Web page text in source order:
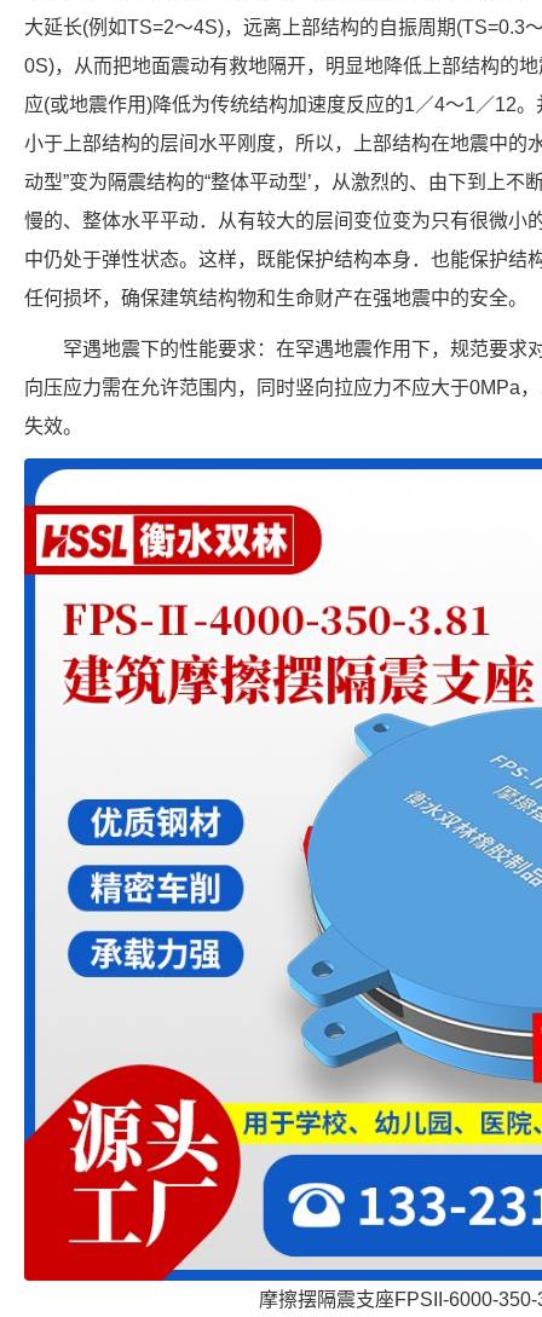
大延长(例如TS=2～4S)，远离上部结构的自振周期(TS=0.3
0S)，从而把地面震动有救地隔开，明显地降低上部结构的
应(或地震作用)降低为传统结构加速度反应的1／4～1／12
小于上部结构的层间水平刚度，所以，上部结构在地震中的
动型”变为隔震结构的“整体平动型’，从激烈的、由下到上不
慢的、整体水平平动．从有较大的层间变位变为只有很微小
中仍处于弹性状态。这样，既能保护结构本身．也能保护结
任何损坏，确保建筑结构物和生命财产在强地震中的安全。
罕遇地震下的性能要求：在罕遇地震作用下，规范要求
向压应力需在允许范围内，同时竖向拉应力不应大于0MPa
失效。
摩擦摆隔震支座FPSII-6000-350-